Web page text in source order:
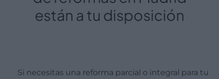
están a tu disposición
Si necesitas una reforma parcial o integral para tu